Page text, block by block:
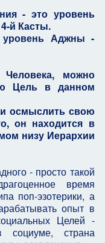
- это уровень
й Касты.
уровень Аджны -
можно
Цель в данном
осмыслить свою
он находится в
низу Иерархии
- просто такой
время
поп-эзотерики, а
опыт в
Целей -
социуме, страна